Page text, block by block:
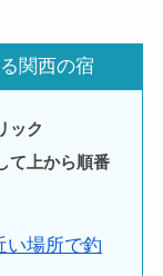
関西の宿
ック
て上から順番
い場所で釣